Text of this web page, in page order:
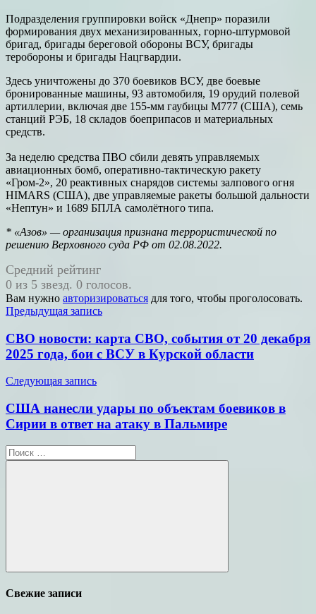
Подразделения группировки войск «Днепр» поразили
формирования двух механизированных, горно-штурмовой
бригад, бригады береговой обороны ВСУ, бригады
теробороны и бригады Нацгвардии.
Здесь уничтожены до 370 боевиков ВСУ, две боевые
бронированные машины, 93 автомобиля, 19 орудий полевой
артиллерии, включая две 155-мм гаубицы М777 (США), семь
станций РЭБ, 18 складов боеприпасов и материальных
средств.
За неделю средства ПВО сбили девять управляемых
авиационных бомб, оперативно-тактическую ракету
«Гром-2», 20 реактивных снарядов системы залпового огня
HIMARS (США), две управляемые ракеты большой дальности
«Нептун» и 1689 БПЛА самолётного типа.
* «Азов» — организация признана террористической по
решению Верховного суда РФ от 02.08.2022.
Средний рейтинг
0 из 5 звезд. 0 голосов.
Вам нужно авторизироваться для того, чтобы проголосовать.
Навигация
по
записям
Предыдущая запись
СВО новости: карта СВО, события от 20 декабря
2025 года, бои с ВСУ в Курской области
Следующая запись
США нанесли удары по объектам боевиков в
Сирии в ответ на атаку в Пальмире
Поиск
для:
Поиск
Свежие записи